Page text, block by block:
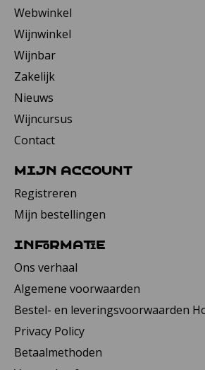
Webwinkel
Wijnwinkel
Wijnbar
Zakelijk
Nieuws
Wijncursus
Contact
Mijn account
Registreren
Mijn bestellingen
Informatie
Ons verhaal
Algemene voorwaarden
Bestel- en leveringsvoorwaarden
Privacy Policy
Betaalmethoden